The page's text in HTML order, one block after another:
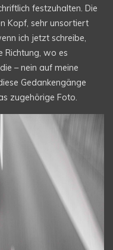
festzuhalten. Die
Kopf, sehr unsortiert
ich jetzt schreibe,
Richtung, wo es
– nein auf meine
Gedankengänge
zugehörige Foto.